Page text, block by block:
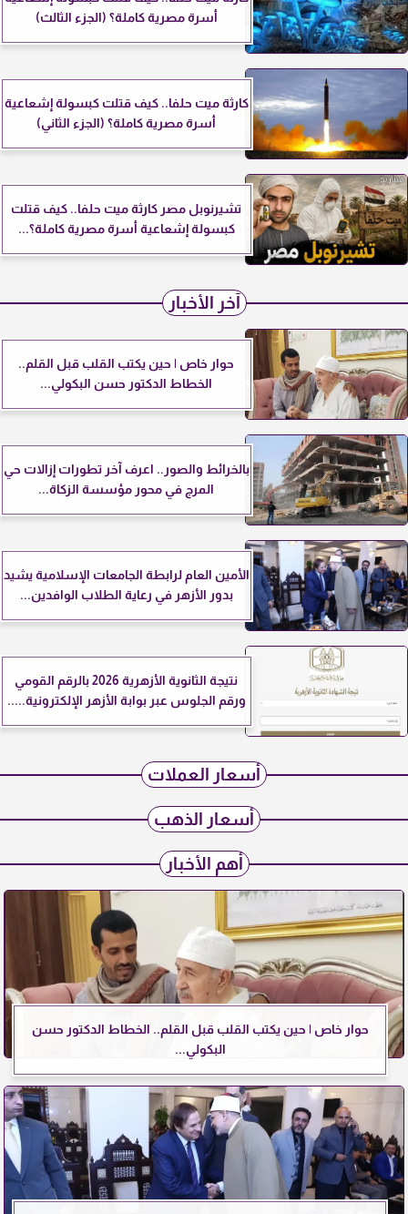
أسرة مصرية كاملة؟ (الجزء الثالث)
كارثة ميت حلفا.. كيف قتلت كبسولة إشعاعية
أسرة مصرية كاملة؟ (الجزء الثاني)
تشيرنوبل مصر كارثة ميت حلفا.. كيف قتلت
كبسولة إشعاعية أسرة مصرية كاملة؟...
آخر الأخبار
حوار خاص | حين يكتب القلب قبل القلم..
الخطاط الدكتور حسن البكولي...
بالخرائط والصور.. اعرف آخر تطورات إزالات حي
المرج في محور مؤسسة الزكاة...
الأمين العام لرابطة الجامعات الإسلامية يشيد
بدور الأزهر في رعاية الطلاب الوافدين...
نتيجة الثانوية الأزهرية 2026 بالرقم القومي
ورقم الجلوس عبر بوابة الأزهر الإلكترونية.....
أسعار العملات
أسعار الذهب
أهم الأخبار
حوار خاص | حين يكتب القلب قبل القلم.. الخطاط الدكتور حسن
البكولي...